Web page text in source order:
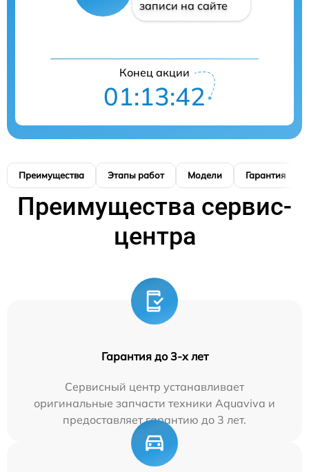
записи на сайте
Конец акции
01:13:41
Преимущества Этапы работ Модели Гарантия
Преимущества сервис-
центра
Гарантия до 3-х лет
Сервисный центр устанавливает
оригинальные запчасти техники Aquaviva и
предоставляет гарантию до 3 лет.